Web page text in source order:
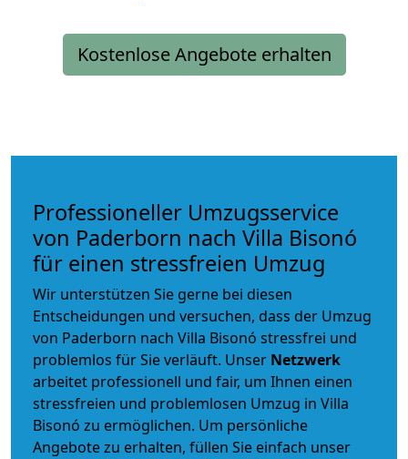
Kostenlose Angebote erhalten
Professioneller Umzugsservice
von Paderborn nach Villa Bisonó
für einen stressfreien Umzug
Wir unterstützen Sie gerne bei diesen
Entscheidungen und versuchen, dass der Umzug
von Paderborn nach Villa Bisonó stressfrei und
problemlos für Sie verläuft. Unser Netzwerk
arbeitet professionell und fair, um Ihnen einen
stressfreien und problemlosen Umzug in Villa
Bisonó zu ermöglichen. Um persönliche
Angebote zu erhalten, füllen Sie einfach unser